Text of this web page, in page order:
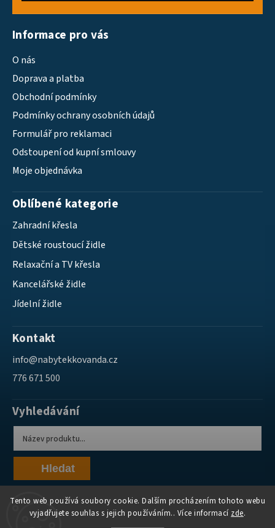
Tento web používá soubory cookie. Dalším procházením tohoto webu
vyjadřujete souhlas s jejich používáním.. Více informací zde.
Informace pro vás
O nás
Doprava a platba
Obchodní podmínky
Podmínky ochrany osobních údajů
Formulář pro reklamaci
Odstoupení od kupní smlouvy
Moje objednávka
Oblíbené kategorie
Zahradní křesla
Dětské roustoucí židle
Relaxační a TV křesla
Kancelářské židle
Jídelní židle
Kontakt
info@nabytekkovanda.cz
776 671 500
Vyhledávání
Hledat